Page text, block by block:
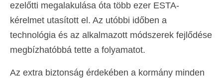
ezelőtti megalakulása óta több ezer ESTA-
kérelmet utasított el. Az utóbbi időben a
technológia és az alkalmazott módszerek fejlődése
megbízhatóbbá tette a folyamatot.
Az extra biztonság érdekében a kormány minden